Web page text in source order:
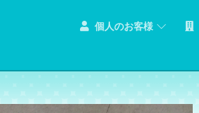
個人のお客様